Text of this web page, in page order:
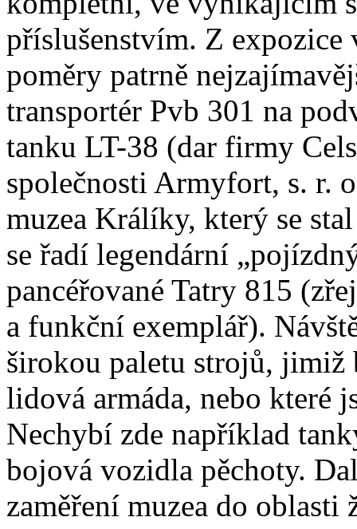
příslušenstvím. Z expozice
poměry patrně
transportér Pvb 301 na
tanku LT-38 (dar firmy
společnosti Armyfort, s. r.
muzea Králíky, který se
se řadí legendární
pancéřované Tatry 815
a funkční exemplář).
širokou paletu strojů, jimiž
lidová armáda, nebo které
Nechybí zde například
bojová vozidla pěchoty.
zaměření muzea do